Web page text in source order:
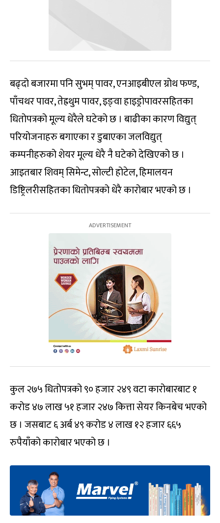
बढ्दो बजारमा पनि सुभम् पावर, एनआइबीएल ग्रोथ फण्ड,
पाँचथर पावर, तेह्रथुम पावर, इङ्वा हाइड्रोपावरसहितका
धितोपत्रको मूल्य धेरैले घटेको छ । बाढीका कारण विद्युत्
परियोजनाहरु बगाएका र डुबाएका जलविद्युत्
कम्पनीहरुको शेयर मूल्य धेरै नै घटेको देखिएको छ ।
आइतबार शिवम् सिमेन्ट, सोल्टी होटेल, हिमालयन
डिष्ट्रिलरीसहितका धितोपत्रको धेरै कारोबार भएको छ ।
कुल २७५ धितोपत्रको ९० हजार २४९ वटा कारोबारबाट १
करोड ४७ लाख ५१ हजार २४७ कित्ता सेयर किनबेच भएको
छ । जसबाट ६ अर्ब ४९ करोड ४ लाख १२ हजार ६६५
रुपैयाँको कारोबार भएको छ ।